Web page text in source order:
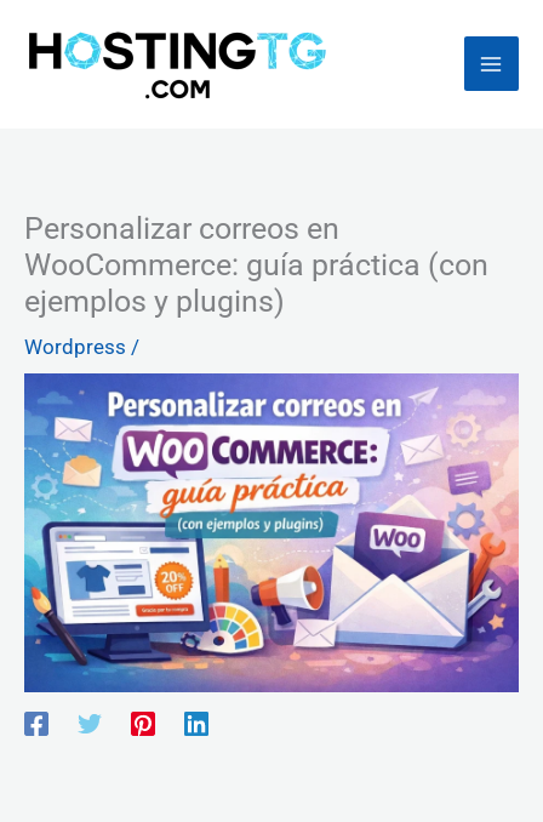
Personalizar correos en
WooCommerce: guía práctica (con
ejemplos y plugins)
Wordpress /